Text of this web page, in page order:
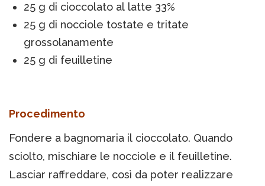
25 g di cioccolato al latte 33%
25 g di nocciole tostate e tritate
grossolanamente
25 g di feuilletine
Procedimento
Fondere a bagnomaria il cioccolato. Quando
sciolto, mischiare le nocciole e il feuilletine.
Lasciar raffreddare, così da poter realizzare